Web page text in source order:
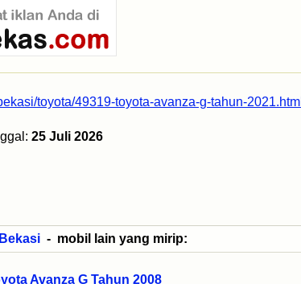
toyota/49319-toyota-avanza-g-tahun-2021.html
25 Juli 2026
- mobil lain yang mirip:
Avanza G Tahun 2008